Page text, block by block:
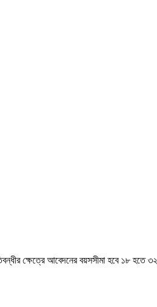
ক্ষেত্রে আবেদনের বয়সসীমা হবে ১৮ হতে